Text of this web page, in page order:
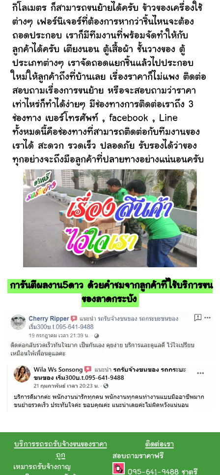
กิโลเมตร ก็สามารถขนย้ายได้ครับ ข้าวของเครื่องใช้
ต่างๆ เฟอร์นิเจอร์ที่ต้องการหากว่าชิ้นไหนจะต้อง
ถอดประกอบ เราก็มีทีมงานที่พร้อมจัดทำให้กับ
ลูกค้าได้ครับ เตียงนอน ตู้เสื้อผ้า ชั้นวางของ ตู้
ประเภทต่างๆ เราจัดถอดแยกชิ้นแล้วไปประกอบ
ใหม่ให้ลูกค้าถึงที่บ้านเลย เรื่องราคาก็ไม่แพง ติดต่อ
สอบถามเรื่องการขนย้าย หรือจะสอบถามว่าราคา
เท่าไหร่ก็ทำได้ง่ายๆ มีช่องทางการติดต่อเราถึง 3
ช่องทาง เบอร์โทรศัพท์ , facebook , Line
ทั้งหมดนี้คือช่องทางที่สามารถติดต่อกับทีมงานของ
เราได้ สะดวก รวดเร็ว ปลอดภัย รับรองได้ว่าของ
ทุกอย่างจะถึงมือลูกค้าที่ปลายทางอย่างแน่นอนครับ
การันตีผลงาน5ดาว ด้วยคำชมจากลูกค้าที่ใช้บริการขน
ของลาดกระบัง
บริการรถรถรับจ้างขนของราคา
ถูก
เหมารถรับจ้างกาญ
ติดต่อเรา
สอบถามราคาฟรี
095-641-9488 ชาตรี